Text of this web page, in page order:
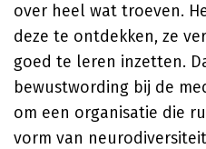
over heel wat troeven.
deze te ontdekken, ze
goed te leren inzetten.
bewustwording bij de
om een organisatie die
vorm van